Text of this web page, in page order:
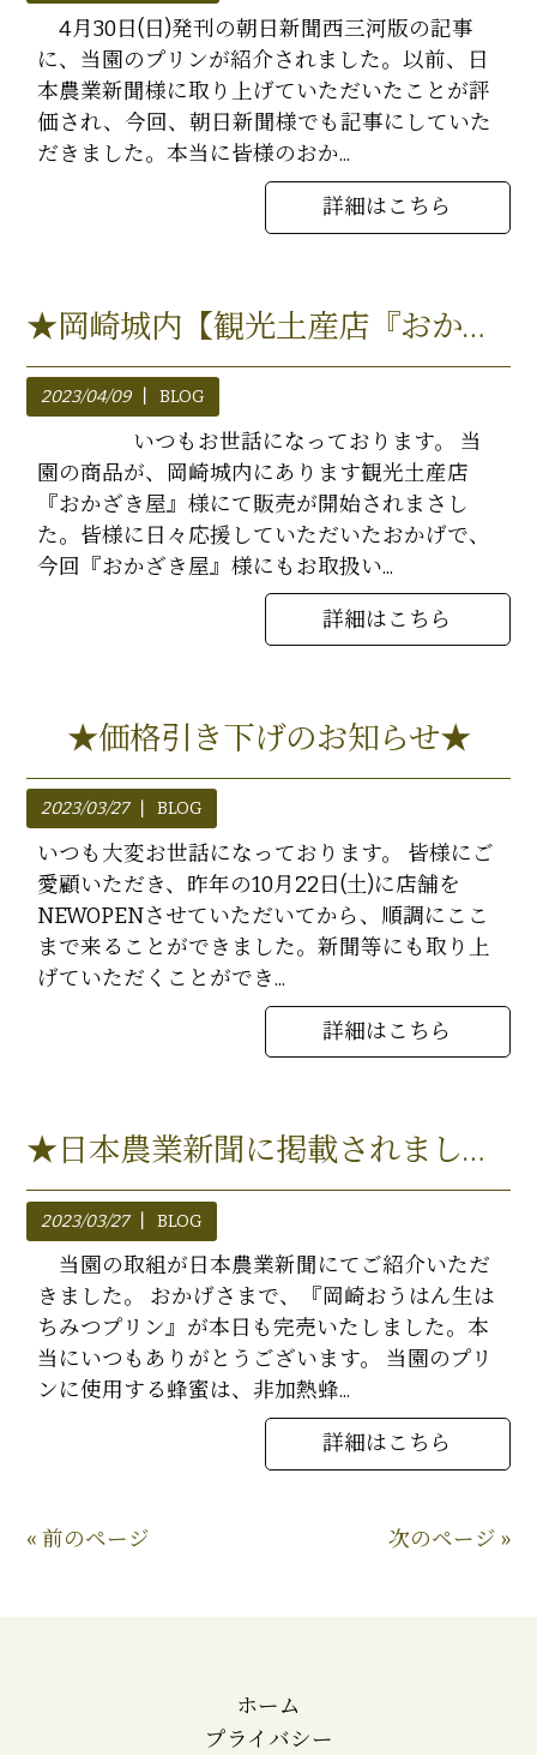
4月30日(日)発刊の朝日新聞西三河版の記事
に、当園のプリンが紹介されました。以前、日
本農業新聞様に取り上げていただいたことが評
価され、今回、朝日新聞様でも記事にしていた
だきました。本当に皆様のおか...
詳細はこちら
★岡崎城内【観光土産店『おかざき屋』】様に出品★
2023/04/09 BLOG
いつもお世話になっております。 当
園の商品が、岡崎城内にあります観光土産店
『おかざき屋』様にて販売が開始されまさし
た。皆様に日々応援していただいたおかげで、
今回『おかざき屋』様にもお取扱い...
詳細はこちら
★価格引き下げのお知らせ★
2023/03/27 BLOG
いつも大変お世話になっております。 皆様にご
愛顧いただき、昨年の10月22日(土)に店舗を
NEWOPENさせていただいてから、順調にここ
まで来ることができました。新聞等にも取り上
げていただくことができ...
詳細はこちら
★日本農業新聞に掲載されました★2023.3.26
2023/03/27 BLOG
当園の取組が日本農業新聞にてご紹介いただ
きました。 おかげさまで、『岡崎おうはん生は
ちみつプリン』が本日も完売いたしました。本
当にいつもありがとうございます。 当園のプリ
ンに使用する蜂蜜は、非加熱蜂...
詳細はこちら
« 前のページ 次のページ »
ホーム
プライバシー